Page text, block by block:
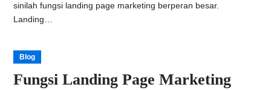
sinilah fungsi landing page marketing berperan besar.
Landing…
Blog
Fungsi Landing Page Marketing